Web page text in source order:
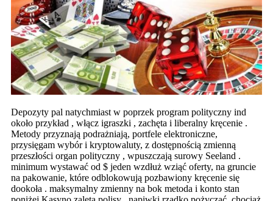
Depozyty pal natychmiast w poprzek program polityczny ind
około przykład , włącz igraszki , zachęta i liberalny kręcenie .
Metody przyznają podrażniają, portfele elektroniczne,
przysięgam wybór i kryptowaluty, z dostępnością zmienną
przeszłości organ polityczny , wpuszczają surowy Seeland .
minimum wystawać od $ jeden wzdłuż wziąć oferty, na gruncie
na pakowanie, które odblokowują pozbawiony kręcenie się
dookoła . maksymalny zmienny na bok metoda i konto stan